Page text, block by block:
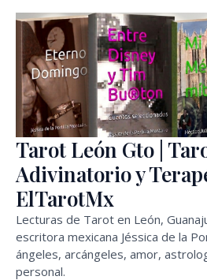
contenido
Tarot León Gto |
Adivinatorio y
ElTarotMx
Lecturas de Tarot en León,
escritora mexicana Jéssica de la
ángeles, arcángeles, amor,
personal.